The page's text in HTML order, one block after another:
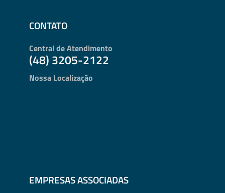
CONTATO
Central de Atendimento
(48) 3205-2122
Nossa Localização
EMPRESAS ASSOCIADAS